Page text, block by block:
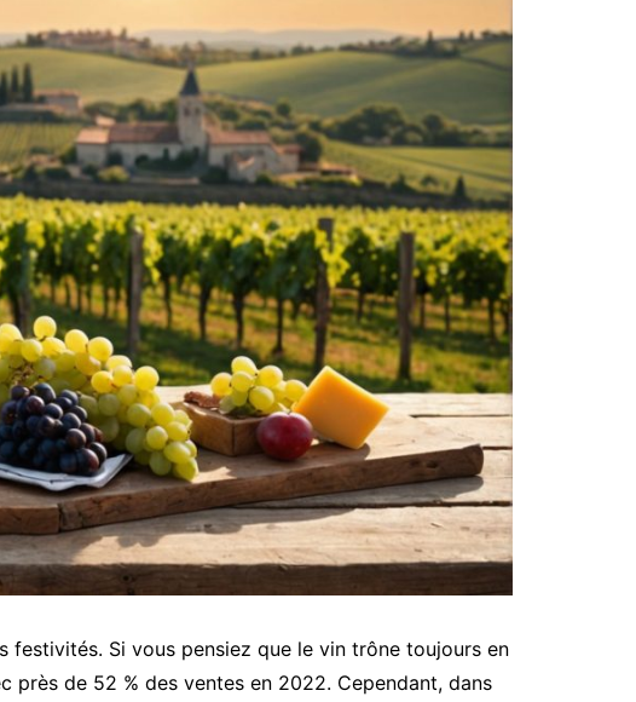
festivités. Si vous pensiez que le vin trône toujours en
de 52 % des ventes en 2022. Cependant, dans